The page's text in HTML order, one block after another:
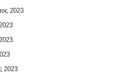
2023
2023